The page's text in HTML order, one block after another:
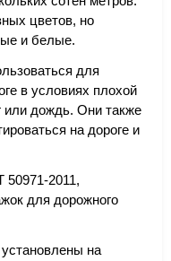
цветов, но
и белые.
для
в условиях плохой
или дождь. Они также
на дороге и
на